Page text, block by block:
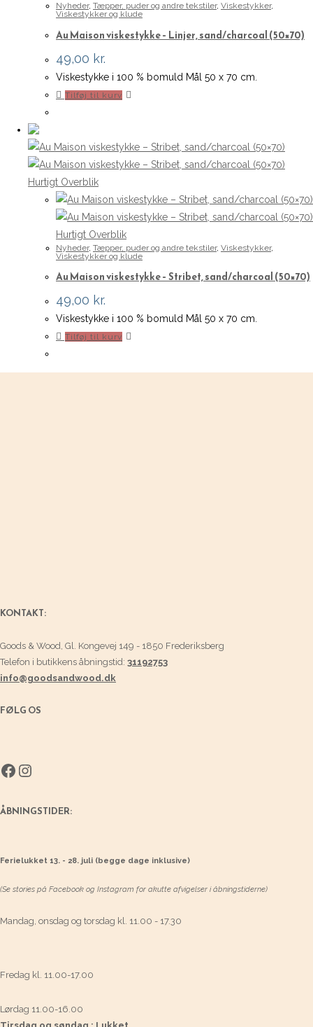
Nyheder, Tæpper, puder og andre tekstiler, Viskestykker,
Viskestykker og klude
Au Maison viskestykke – Linjer, sand/charcoal (50×70)
49,00 kr.
Viskestykke i 100 % bomuld Mål 50 x 70 cm.
Tilføj til kurv
Hurtigt Overblik
Hurtigt Overblik
Nyheder, Tæpper, puder og andre tekstiler, Viskestykker,
Viskestykker og klude
Au Maison viskestykke – Stribet, sand/charcoal (50×70)
49,00 kr.
Viskestykke i 100 % bomuld Mål 50 x 70 cm.
Tilføj til kurv
KONTAKT:
Goods & Wood, Gl. Kongevej 149 - 1850 Frederiksberg
Telefon i butikkens åbningstid: 31192753
info@goodsandwood.dk
FØLG OS
Facebook
Instagram
ÅBNINGSTIDER:
Ferielukket 13. - 28. juli (begge dage inklusive)
(Se stories på Facebook og Instagram for akutte afvigelser i åbningstiderne)
Mandag, onsdag og torsdag kl. 11.00 - 17.30
Fredag kl. 11.00-17.00
Lørdag 11.00-16.00